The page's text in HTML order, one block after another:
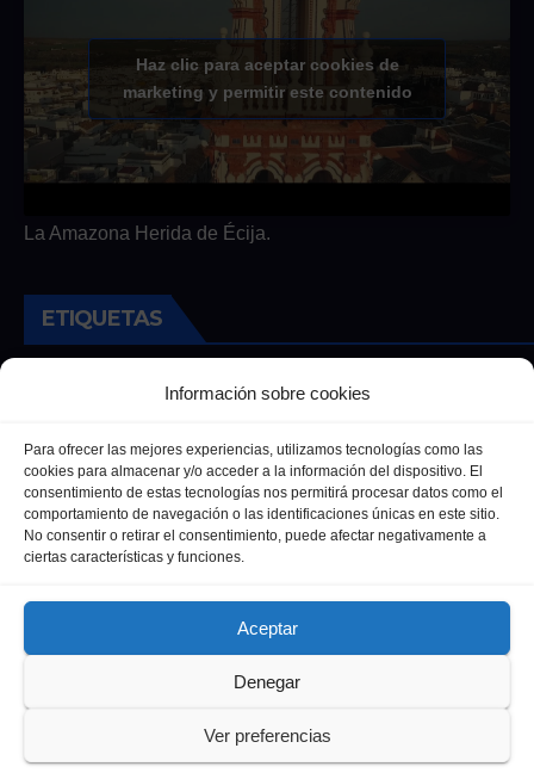
Información sobre cookies
Para ofrecer las mejores experiencias, utilizamos tecnologías como las
cookies para almacenar y/o acceder a la información del dispositivo. El
consentimiento de estas tecnologías nos permitirá procesar datos como el
comportamiento de navegación o las identificaciones únicas en este sitio.
No consentir o retirar el consentimiento, puede afectar negativamente a
ciertas características y funciones.
Aceptar
Denegar
Ver preferencias
Haz clic para aceptar cookies de
marketing y permitir este contenido
La Amazona Herida de Écija.
ETIQUETAS
Andalucía Cultura Deportes